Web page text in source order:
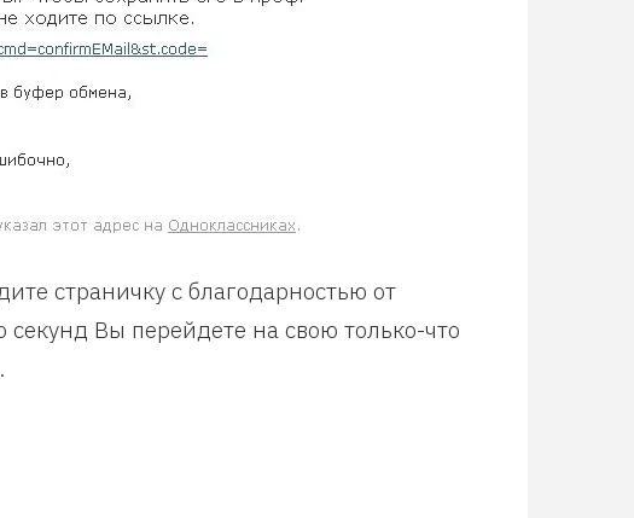
страничку с благодарностью от
секунд Вы перейдете на свою только-что